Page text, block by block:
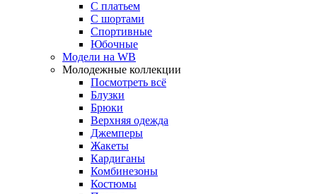
С платьем
С шортами
Спортивные
Юбочные
Модели на WB
Молодежные коллекции
Посмотреть всё
Блузки
Брюки
Верхняя одежда
Джемперы
Жакеты
Кардиганы
Комбинезоны
Костюмы